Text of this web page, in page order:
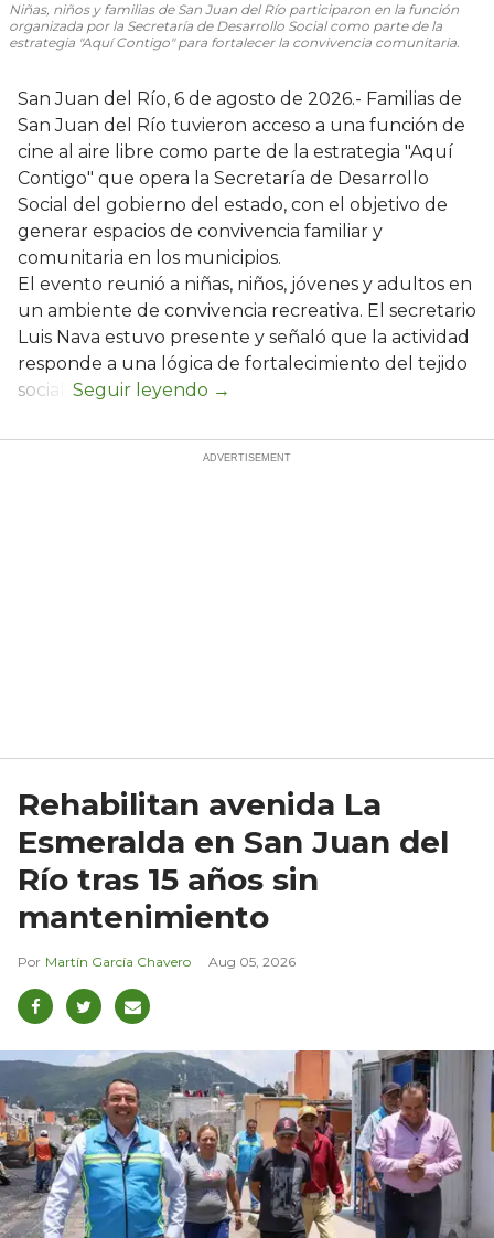
Niñas, niños y familias de San Juan del Río participaron en la función
organizada por la Secretaría de Desarrollo Social como parte de la
estrategia "Aquí Contigo" para fortalecer la convivencia comunitaria.
San Juan del Río, 6 de agosto de 2026.- Familias de
San Juan del Río tuvieron acceso a una función de
cine al aire libre como parte de la estrategia "Aquí
Contigo" que opera la Secretaría de Desarrollo
Social del gobierno del estado, con el objetivo de
generar espacios de convivencia familiar y
comunitaria en los municipios.
El evento reunió a niñas, niños, jóvenes y adultos en
un ambiente de convivencia recreativa. El secretario
Luis Nava estuvo presente y señaló que la actividad
responde a una lógica de fortalecimiento del tejido
social:
Rehabilitan avenida La
Esmeralda en San Juan del
Río tras 15 años sin
mantenimiento
Martín García Chavero Aug 05, 2026